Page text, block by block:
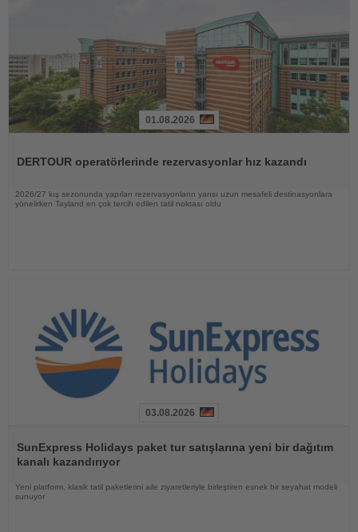
01.08.2026
DERTOUR operatörlerinde rezervasyonlar hız kazandı
2026/27 kış sezonunda yapılan rezervasyonların yarısı uzun mesafeli destinasyonlara
yönelirken Tayland en çok tercih edilen tatil noktası oldu
Oku
03.08.2026
SunExpress Holidays paket tur satışlarına yeni bir dağıtım
kanalı kazandırıyor
Yeni platform, klasik tatil paketlerini aile ziyaretleriyle birleştiren esnek bir seyahat modeli
sunuyor